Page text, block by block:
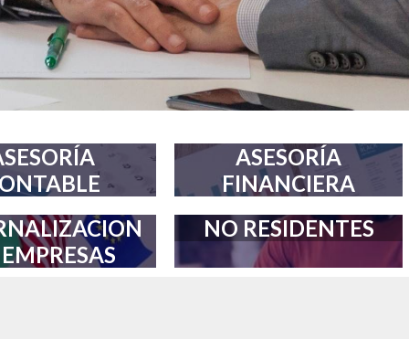
ASESORÍA
FINANCIERA
NO RESIDENTES